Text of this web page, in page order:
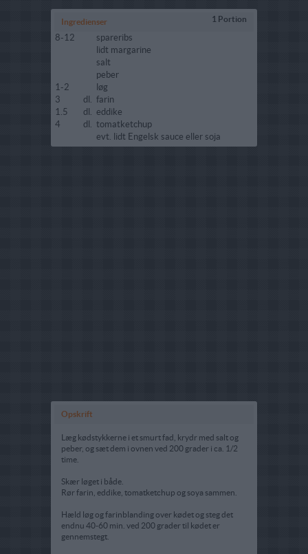
Ingredienser 1 Portion
8-12
spareribs
lidt margarine
salt
peber
1-2
løg
3
dl. farin
1.5
dl. eddike
4
dl. tomatketchup
evt. lidt Engelsk sauce eller soja
Opskrift
Læg kødstykkerne i et smurt fad, krydr med salt og
peber, og sæt dem i ovnen ved 200 grader i ca. 1/2
time.
Skær løget i både.
Rør farin, eddike, tomatketchup og soya sammen.
Hæld løg og farinblanding over kødet og steg det
endnu 40-60 min. ved 200 grader til kødet er
gennemstegt.